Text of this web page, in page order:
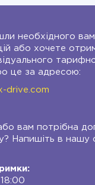
необхідного вам
або хочете
це за адресою:
drive.com
вам потрібна
Напишіть в нашу